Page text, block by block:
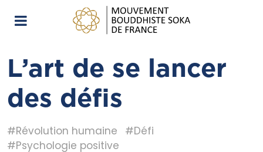
L’art de se lancer
des défis
#Révolution humaine
#Défi
#Psychologie positive